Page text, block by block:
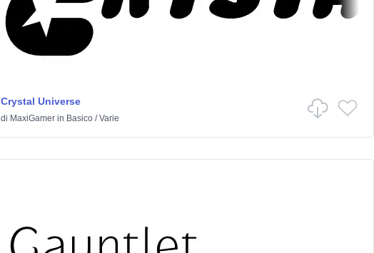
Crystal Universe
di MaxiGamerin Basico/Varie